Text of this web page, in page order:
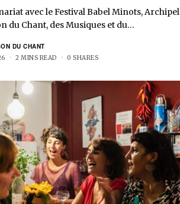
avec le Festival Babel Minots, Archipel
du Chant, des Musiques et du…
DU CHANT
2 MINS READ 0 SHARES